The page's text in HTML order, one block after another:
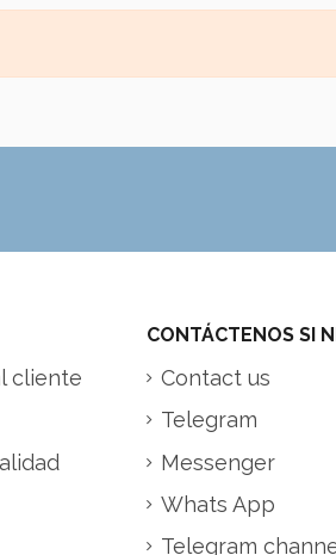
cliente
CONTÁCTENOS SI
Contact us
Telegram
Messenger
Whats App
Telegram